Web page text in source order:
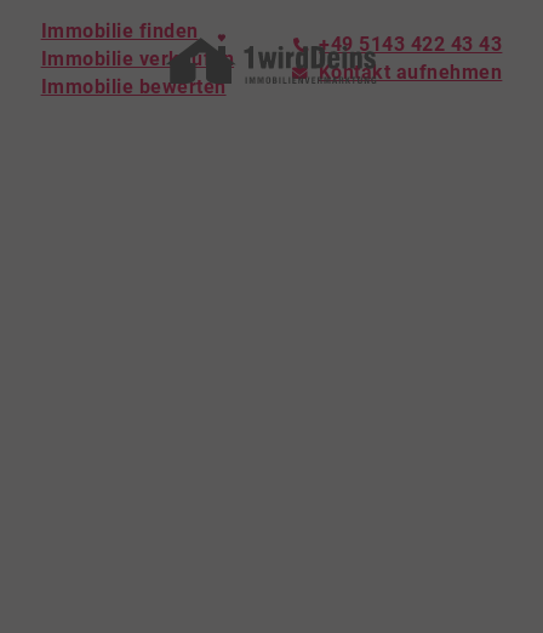
Immobilie finden
Immobilie verkaufen
Immobilie bewerten
+49 5143 422 43 43
Kontakt aufnehmen